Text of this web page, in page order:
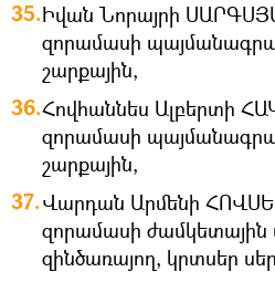
Իվան Նորայրի
զորամասի
շարքային,
Հովհաննես Ալբերտի
զորամասի
շարքային,
Վարդան Արմենի
զորամասի
զինծառայող, կրտսեր